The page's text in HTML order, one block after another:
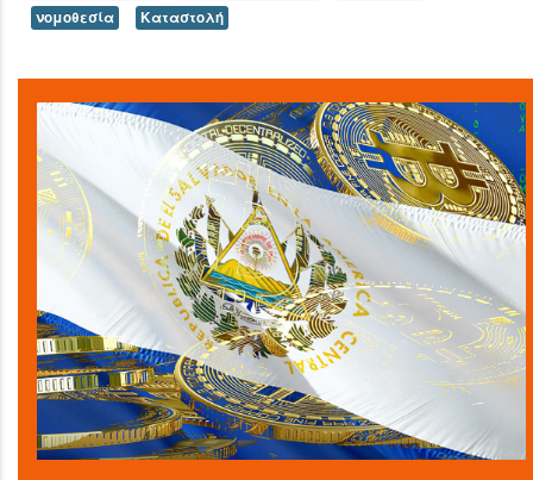
νομοθεσία
Καταστολή